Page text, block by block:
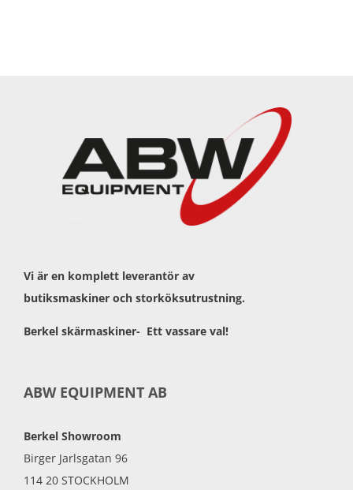
Vi är en komplett leverantör av
butiksmaskiner och storköksutrustning.
Berkel skärmaskiner- Ett vassare val!
ABW EQUIPMENT AB
Berkel Showroom
Birger Jarlsgatan 96
114 20 STOCKHOLM